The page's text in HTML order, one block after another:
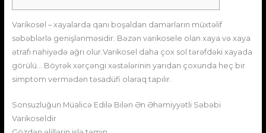
Varikosel – xayalarda qanı boşaldan damarların müxtəlif
səbəblərlə genişlənməsidir. Bəzən varikosele olan xaya və xaya
ətrafı nahiyədə ağrı olur.Varikosel daha çox sol tərəfdəki xayada
görülü… Böyrək xərçəngi xəstələrinin yarıdan çoxunda heç bir
simptom vermədən təsadüfi olaraq tapılır.
Sonsuzluğun Müalicə Edilə Bilən Ən Əhəmiyyətli Səbəbi
Varikoseldir